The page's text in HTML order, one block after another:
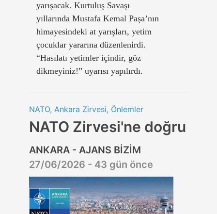
yarışacak. Kurtuluş Savaşı
yıllarında Mustafa Kemal Paşa’nın
himayesindeki at yarışları, yetim
çocuklar yararına düzenlenirdi.
“Hasılatı yetimler içindir, göz
dikmeyiniz!” uyarısı yapılırdı.
NATO, Ankara Zirvesi, Önlemler
NATO Zirvesi'ne doğru
ANKARA - AJANS BİZİM
27/06/2026 - 43 gün önce